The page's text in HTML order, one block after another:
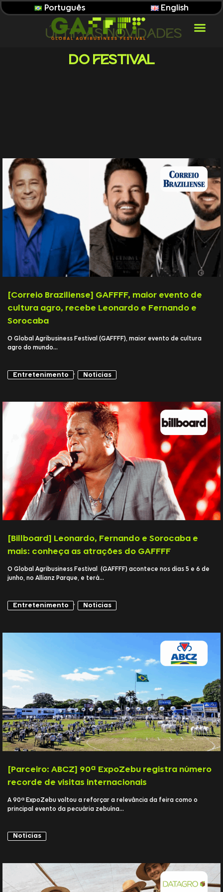
Português English
ÚLTIMAS NOVIDADES
DO FESTIVAL
[Correio Braziliense] GAFFFF, maior evento de
cultura agro, recebe Leonardo e Fernando e
Sorocaba
Entretenimento , Notícias
O Global Agribusiness Festival (GAFFFF), maior evento de cultura
agro do mundo...
[Billboard] Leonardo, Fernando e Sorocaba e
mais: conheça as atrações do GAFFFF
Entretenimento , Notícias
O Global Agribusiness Festival (GAFFFF) acontece nos dias 5 e 6 de
junho, no Allianz Parque, e terá...
[Parceiro: ABCZ] 90ª ExpoZebu registra número
recorde de visitas internacionais
Notícias
A 90ª ExpoZebu voltou a reforçar a relevância da feira como o
principal evento da pecuária zebuína...